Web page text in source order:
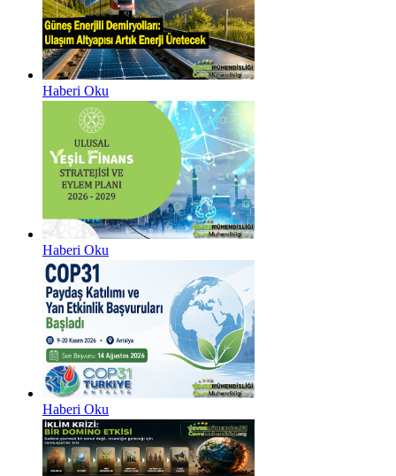
Haberi Oku
Haberi Oku
Haberi Oku